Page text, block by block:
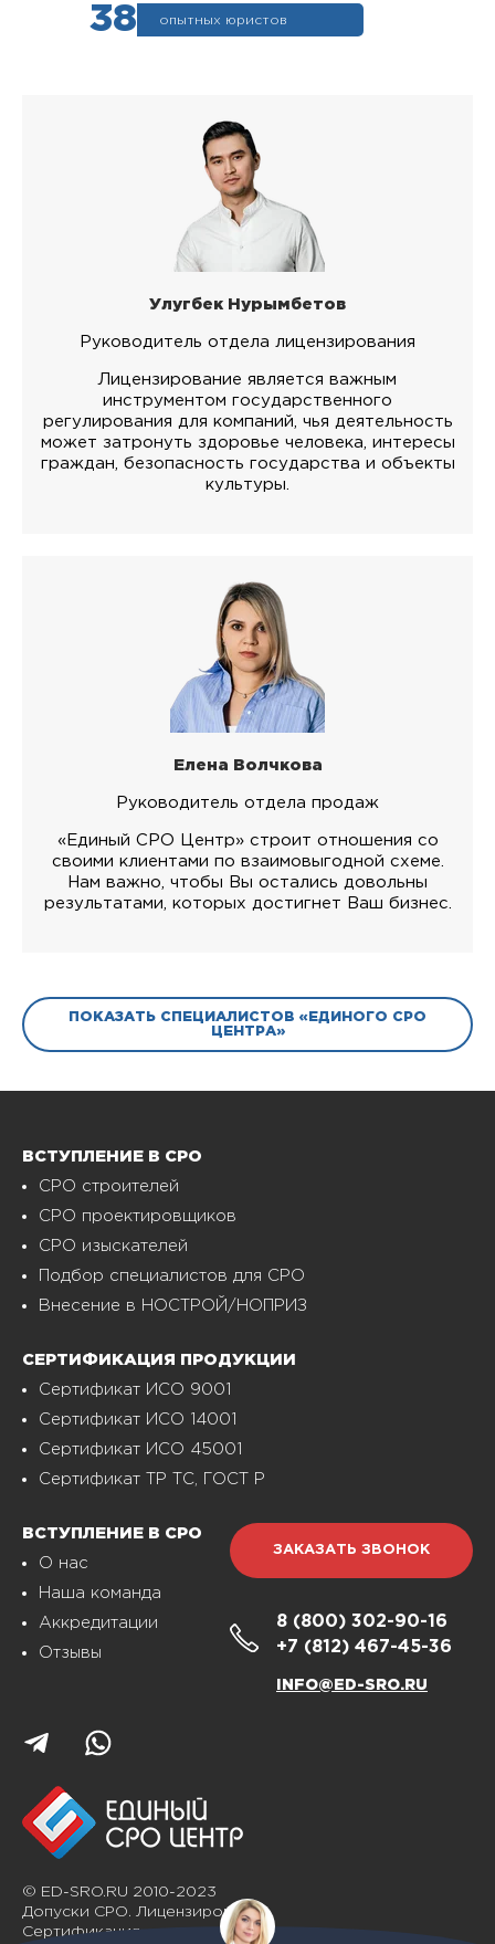
38 опытных юристов
Улугбек Нурымбетов
Руководитель отдела лицензирования
Лицензирование является важным
инструментом государственного
регулирования для компаний, чья деятельность
может затронуть здоровье человека, интересы
граждан, безопасность государства и объекты
культуры.
Елена Волчкова
Руководитель отдела продаж
«Единый СРО Центр» строит отношения со
своими клиентами по взаимовыгодной схеме.
Нам важно, чтобы Вы остались довольны
результатами, которых достигнет Ваш бизнес.
ПОКАЗАТЬ СПЕЦИАЛИСТОВ «ЕДИНОГО СРО
ЦЕНТРА»
ВСТУПЛЕНИЕ В СРО
СРО строителей
СРО проектировщиков
СРО изыскателей
Подбор специалистов для СРО
Внесение в НОСТРОЙ/НОПРИЗ
СЕРТИФИКАЦИЯ ПРОДУКЦИИ
Сертификат ИСО 9001
Сертификат ИСО 14001
Сертификат ИСО 45001
Сертификат ТР ТС, ГОСТ Р
ВСТУПЛЕНИЕ В СРО
О нас
Наша команда
Аккредитации
Отзывы
ЗАКАЗАТЬ ЗВОНОК
8 (800) 302-90-16
+7 (812) 467-45-36
INFO@ED-SRO.RU
© ED-SRO.RU 2010-2023
Допуски СРО. Лицензирование.
Сертификация